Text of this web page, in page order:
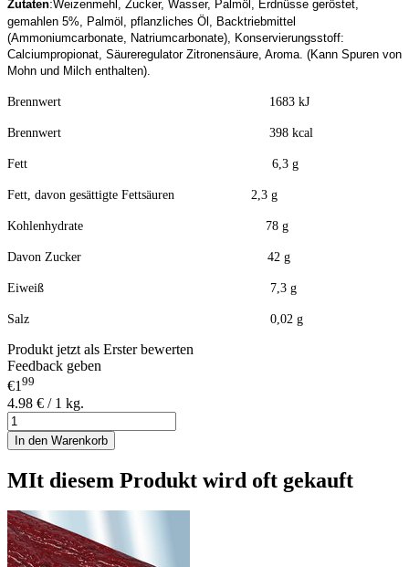
Zutaten:Weizenmehl, Zucker, Wasser, Palmöl, Erdnüsse geröstet,
gemahlen 5%, Palmöl, pflanzliches Öl, Backtriebmittel
(Ammoniumcarbonate, Natriumcarbonate), Konservierungsstoff:
Calciumpropionat, Säureregulator Zitronensäure, Aroma. (Kann Spuren von
Mohn und Milch enthalten).
Brennwert 1683 kJ
Brennwert 398 kcal
Fett 6,3 g
Fett, davon gesättigte Fettsäuren 2,3 g
Kohlenhydrate 78 g
Davon Zucker 42 g
Eiweiß 7,3 g
Salz 0,02 g
Produkt jetzt als Erster bewerten
Feedback geben
€199
4.98 € / 1 kg.
In den Warenkorb
MIt diesem Produkt wird oft gekauft